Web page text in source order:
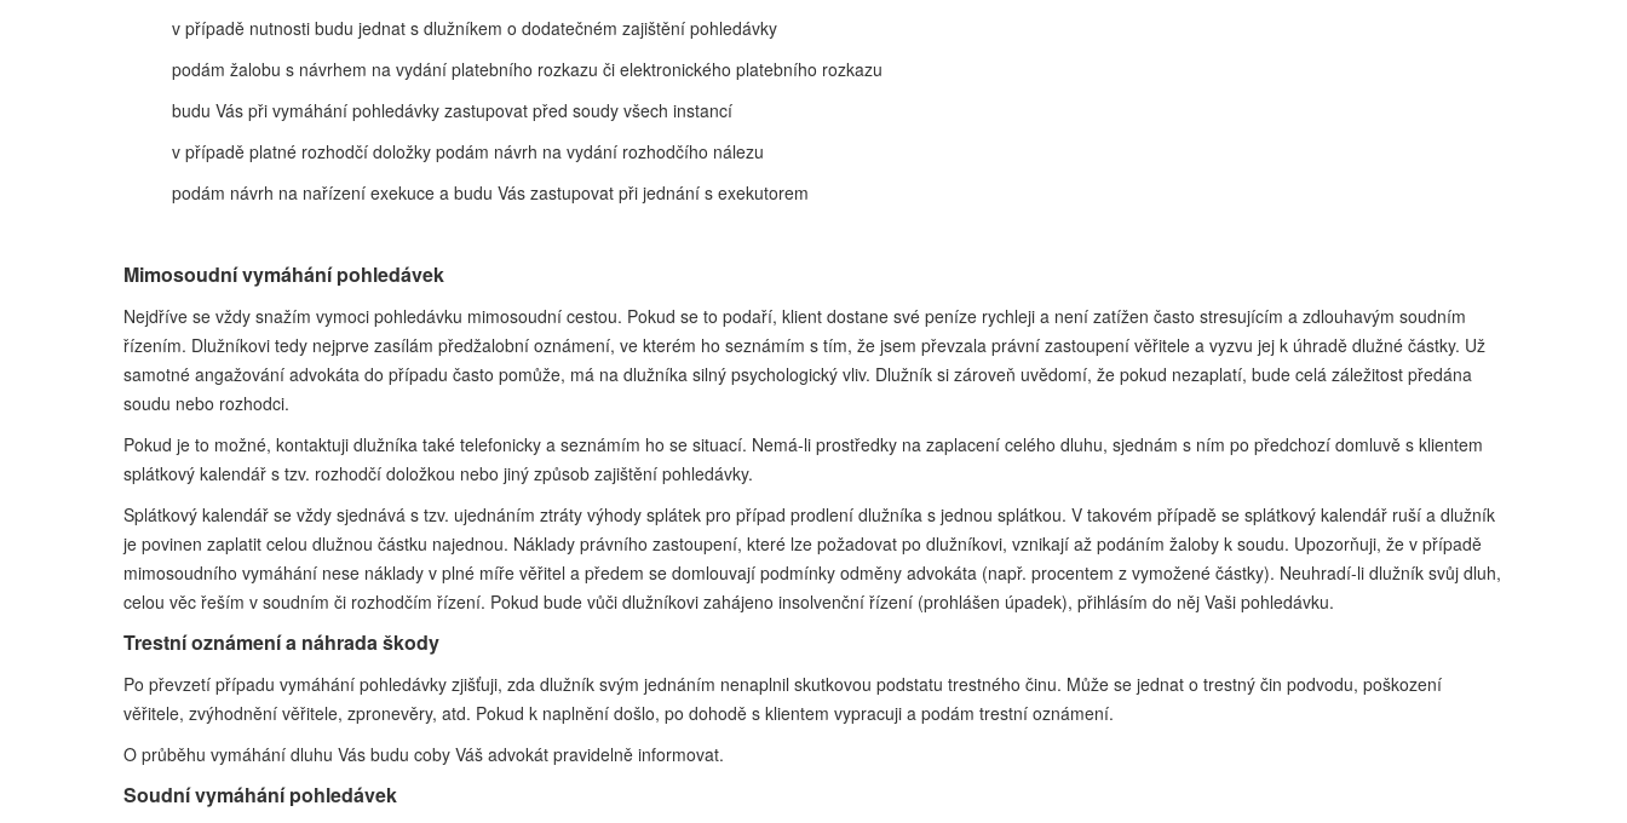
v případě nutnosti budu jednat s dlužníkem o dodatečném zajištění pohledávky
podám žalobu s návrhem na vydání platebního rozkazu či elektronického platebního rozkazu
budu Vás při vymáhání pohledávky zastupovat před soudy všech instancí
v případě platné rozhodčí doložky podám návrh na vydání rozhodčího nálezu
podám návrh na nařízení exekuce a budu Vás zastupovat při jednání s exekutorem
Mimosoudní vymáhání pohledávek
Nejdříve se vždy snažím vymoci pohledávku mimosoudní cestou. Pokud se to podaří, klient dostane své peníze rychleji a není zatížen často stresujícím a zdlouhavým soudním
řízením. Dlužníkovi tedy nejprve zasílám předžalobní oznámení, ve kterém ho seznámím s tím, že jsem převzala právní zastoupení věřitele a vyzvu jej k úhradě dlužné částky. Už
samotné angažování advokáta do případu často pomůže, má na dlužníka silný psychologický vliv. Dlužník si zároveň uvědomí, že pokud nezaplatí, bude celá záležitost předána
soudu nebo rozhodci.
Pokud je to možné, kontaktuji dlužníka také telefonicky a seznámím ho se situací. Nemá-li prostředky na zaplacení celého dluhu, sjednám s ním po předchozí domluvě s klientem
splátkový kalendář s tzv. rozhodčí doložkou nebo jiný způsob zajištění pohledávky.
Splátkový kalendář se vždy sjednává s tzv. ujednáním ztráty výhody splátek pro případ prodlení dlužníka s jednou splátkou. V takovém případě se splátkový kalendář ruší a dlužník
je povinen zaplatit celou dlužnou částku najednou. Náklady právního zastoupení, které lze požadovat po dlužníkovi, vznikají až podáním žaloby k soudu. Upozorňuji, že v případě
mimosoudního vymáhání nese náklady v plné míře věřitel a předem se domlouvají podmínky odměny advokáta (např. procentem z vymožené částky). Neuhradí-li dlužník svůj dluh,
celou věc řeším v soudním či rozhodčím řízení. Pokud bude vůči dlužníkovi zahájeno insolvenční řízení (prohlášen úpadek), přihlásím do něj Vaši pohledávku.
Trestní oznámení a náhrada škody
Po převzetí případu vymáhání pohledávky zjišťuji, zda dlužník svým jednáním nenaplnil skutkovou podstatu trestného činu. Může se jednat o trestný čin podvodu, poškození
věřitele, zvýhodnění věřitele, zpronevěry, atd. Pokud k naplnění došlo, po dohodě s klientem vypracuji a podám trestní oznámení.
O průběhu vymáhání dluhu Vás budu coby Váš advokát pravidelně informovat.
Soudní vymáhání pohledávek